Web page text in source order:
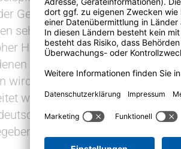
Gehalt an Calcium- und
sehr hoch, bei weichem Wasser
Härtegrad kommt besonders
Trinkwasser aus
wird. Wo Fluss- oder Seewasser
wird, ist das Wasser weicher.
Härte (°dH) oder Millimol